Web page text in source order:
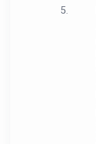
5.